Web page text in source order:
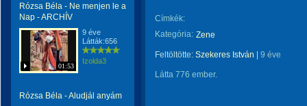
Rózsa Béla - Ne menjen le a
Nap - ARCHÍV
01:53
9 éve
Látták:656
Izolda3
Rózsa Béla - Aludjál anyám
Címkék:
Kategória: Zene
Feltöltötte: Szekeres István 9 éve
Látta 776 ember.